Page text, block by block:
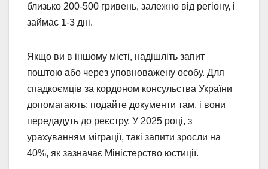
близько 200-500 гривень, залежно від регіону, і
займає 1-3 дні.
Якщо ви в іншому місті, надішліть запит
поштою або через уповноважену особу. Для
спадкоємців за кордоном консульства України
допомагають: подайте документи там, і вони
передадуть до реєстру. У 2025 році, з
урахуванням міграції, такі запити зросли на
40%, як зазначає Міністерство юстиції.